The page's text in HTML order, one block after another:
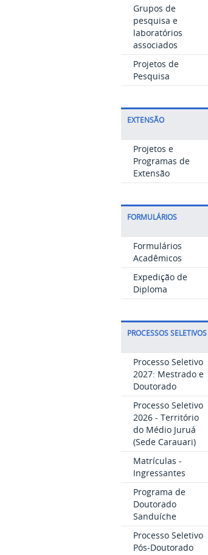
Grupos de
pesquisa e
laboratórios
associados
Projetos de
Pesquisa
EXTENSÃO
Projetos e
Programas de
Extensão
FORMULÁRIOS
Formulários
Acadêmicos
Expedição de
Diploma
PROCESSOS SELETIVOS
Processo Seletivo
2027: Mestrado e
Doutorado
Processo Seletivo
2026 - Território
do Médio Juruá
(Sede Carauari)
Matrículas -
Ingressantes
Programa de
Doutorado
Sanduíche
Processo Seletivo
Pós-Doutorado